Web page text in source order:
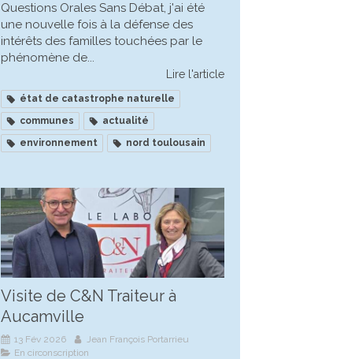
Questions Orales Sans Débat, j'ai été
une nouvelle fois à la défense des
intérêts des familles touchées par le
phénomène de...
Lire l'article
état de catastrophe naturelle
communes
actualité
environnement
nord toulousain
Visite de C&N Traiteur à
Aucamville
13 Fév 2026
Jean François Portarrieu
En circonscription